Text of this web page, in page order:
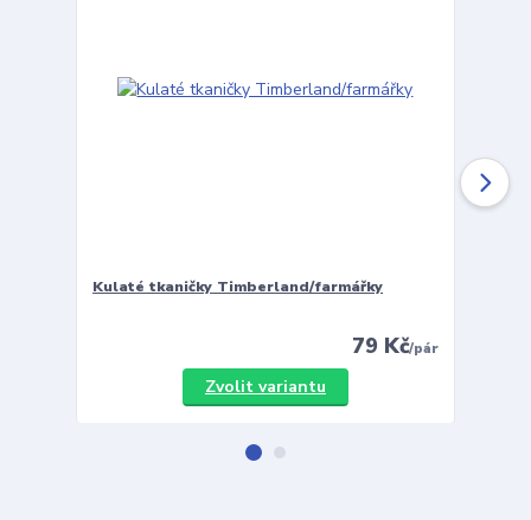
Kulaté tkaničky Timberland/farmářky
79 Kč/pár
Zvolit variantu